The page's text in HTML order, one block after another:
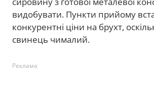
видобувати. Пункти прийому
конкурентні ціни на брухт,
свинець чималий.
Реклама